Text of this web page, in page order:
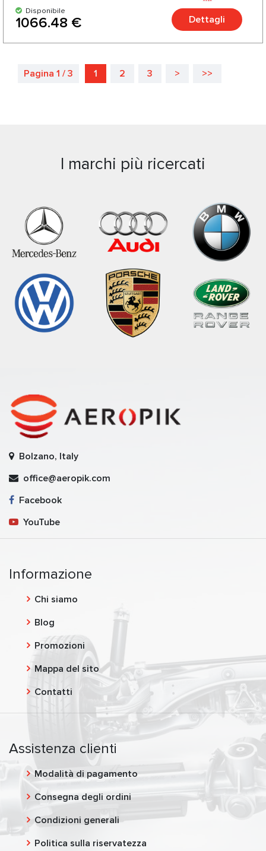
Disponibile
1066.48 € Dettagli
Pagina 1 / 3 1 2 3 > >>
I marchi più ricercati
Bolzano, Italy
office@aeropik.com
Facebook
YouTube
Informazione
Chi siamo
Blog
Promozioni
Mappa del sito
Contatti
Assistenza clienti
Modalità di pagamento
Consegna degli ordini
Condizioni generali
Politica sulla riservatezza